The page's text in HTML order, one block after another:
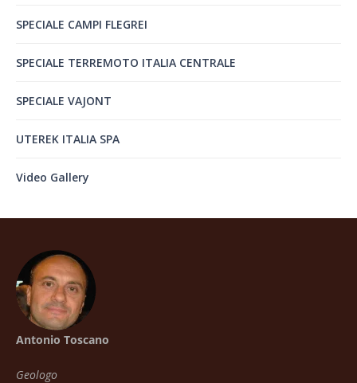
SPECIALE CAMPI FLEGREI
SPECIALE TERREMOTO ITALIA CENTRALE
SPECIALE VAJONT
UTEREK ITALIA SPA
Video Gallery
Antonio Toscano
Geologo